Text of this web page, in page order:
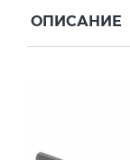
ОПИСАНИЕ